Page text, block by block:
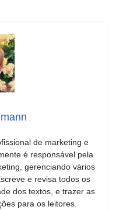
de marketing e
é responsável pela
gerenciando vários
e revisa todos os
dos textos, e trazer as
para os leitores.